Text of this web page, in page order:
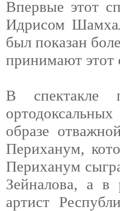
Впервые этот
Идрисом
был показан
принимают этот
В спектакле
образе
Периханум,
Периханум
Зейналова, а в
артист